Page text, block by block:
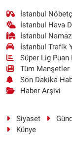
İstanbul
İstanbul Hava
İstanbul
İstanbul Trafik
Süper Lig
Tüm Manşetler
Son Dakika
Haber Arşivi
Siyaset
Künye